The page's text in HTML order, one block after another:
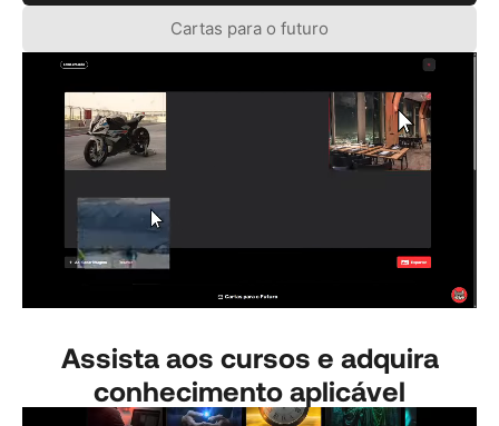
Cartas para o futuro
Assista aos cursos e adquira
conhecimento aplicável